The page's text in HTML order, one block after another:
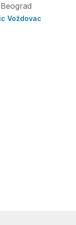
Voždovac